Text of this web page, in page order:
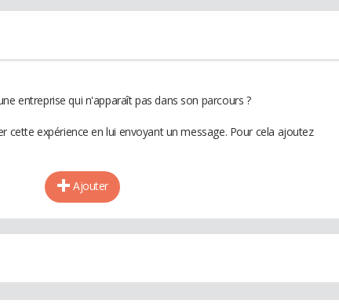
entreprise qui n'apparaît pas dans son parcours ?
cette expérience en lui envoyant un message. Pour cela ajoutez
Ajouter